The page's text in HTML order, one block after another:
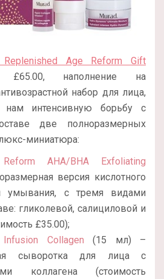
Age Reform Gift
£65.00, наполнение на
набор для лица,
нам интенсивную борьбу с
две полноразмерных
миниатюра:
AHA/BHA Exfoliating
версия кислотного
умывания, с тремя видами
гликолевой, салициловой и
£35.00);
Collagen (15 мл) –
сыворотка для лица с
коллагена (стоимость